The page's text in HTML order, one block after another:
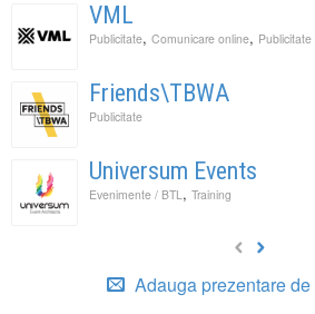
VML
Publicitate, Comunicare online,
Friends\TBWA
Publicitate
Universum Events
Evenimente / BTL, Training
Adauga prezentare